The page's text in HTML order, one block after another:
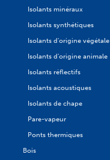
Isolants minéraux
Isolants synthétiques
Isolants d'origine végétale
Isolants d'origine animale
Isolants réflectifs
Isolants acoustiques
Isolants de chape
Pare-vapeur
Ponts thermiques
Bois